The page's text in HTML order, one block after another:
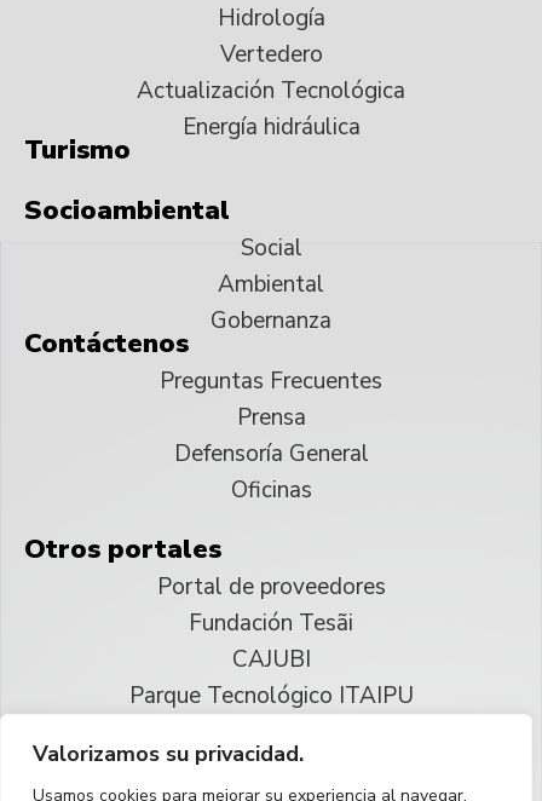
Valorizamos su privacidad.
Usamos cookies para mejorar su experiencia al navegar,
Hidrología
Vertedero
Actualización Tecnológica
Energía hidráulica
Turismo
Socioambiental
Social
Ambiental
Gobernanza
Contáctenos
Preguntas Frecuentes
Prensa
Defensoría General
Oficinas
Otros portales
Portal de proveedores
Fundación Tesãi
CAJUBI
Parque Tecnológico ITAIPU